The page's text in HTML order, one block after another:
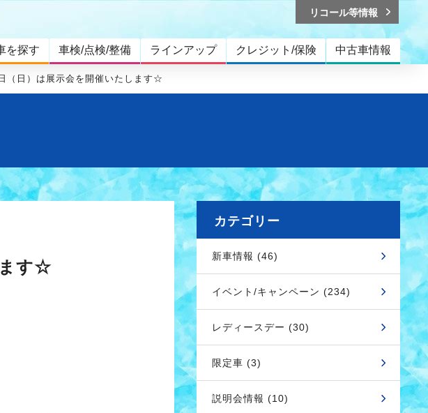
を探す 車検/点検/整備 ラインアップ クレジット/保険 中古車情報
リコール等情報
（日）は展示会を開催いたします☆
ます☆
カテゴリー
新車情報 (46)
イベント/キャンペーン (234)
レディースデー (30)
限定車 (3)
説明会情報 (10)